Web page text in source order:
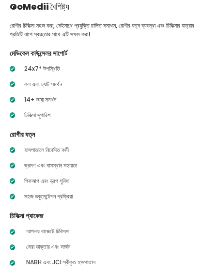
GoMediiবৈশিষ্ট্য
রোগীর চিকিত্সা সহজ করা, সেইসাথে প্রযুক্তি চালিত সমাধান, রোগীর যত্ন ব্যবস্থা এবং চিকিত্সার যাত্রার
প্রতিটি ধাপে স্বচ্ছতার সাথে এটি সক্ষম করা।
মেডিকেল কাউন্সেলর সাপোর্ট
24x7* উপস্থিতি
কল এবং চ্যাট সমর্থন
14+ ভাষা সমর্থন
চিকিত্সা সুপারিশ
রোগীর যত্ন
হাসপাতালে নিবেদিত কর্মী
ভ্রমণ এবং বাসস্থান সহায়তা
পিকআপ এবং ড্রপ সুবিধা
সহজ ডকুমেন্টেশন প্রক্রিয়া
চিকিত্সা প্যাকেজ
আপনার বাজেটে চিকিৎসা
সেরা ডাক্তার এবং সার্জন
NABH এবং JCI স্বীকৃত হাসপাতাল